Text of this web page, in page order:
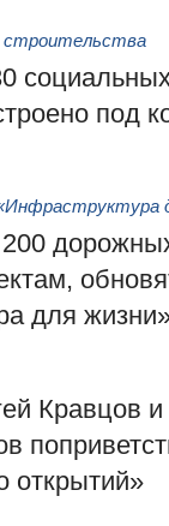
строительства
под
для
Кравцов и
открытий»